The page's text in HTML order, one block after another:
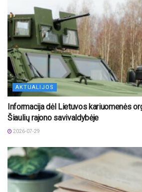
AKTUALIJOS
Informacija dėl Lietuvos kariuomenės
Šiaulių rajono savivaldybėje
2026-07-29